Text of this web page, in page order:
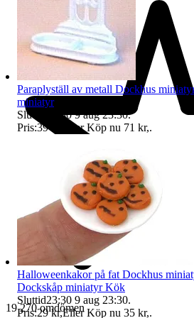
19 270 omdömen
Paraplyställ av metall Dockhus
miniatyr
Sluttid
23:30 9 aug 23:30.
Pris:39 kr Eller Köp nu 71 kr,.
Halloweenkakor på fat Dockhus
Dockskåp miniatyr Kök
Sluttid23:30 9 aug 23:30.
Pris:29 kr,Eller Köp nu 35 kr,.